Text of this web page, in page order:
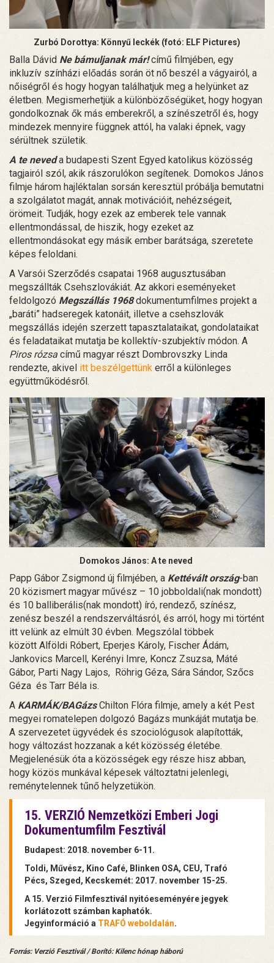
Zurbó Dorottya: Könnyű leckék (fotó: ELF Pictures)
Balla Dávid Ne bámuljanak már! című filmjében, egy
inkluzív színházi előadás során öt nő beszél a vágyairól, a
nőiségről és hogy hogyan találhatjuk meg a helyünket az
életben. Megismerhetjük a különbözőségüket, hogy hogyan
gondolkoznak ők más emberekről, a színészetről és, hogy
mindezek mennyire függnek attól, ha valaki épnek, vagy
sérültnek születik.
A te neved a budapesti Szent Egyed katolikus közösség
tagjairól szól, akik rászorulókon segítenek. Domokos János
filmje három hajléktalan sorsán keresztül próbálja bemutatni
a szolgálatot magát, annak motivációit, nehézségeit,
örömeit. Tudják, hogy ezek az emberek tele vannak
ellentmondással, de hiszik, hogy ezeket az
ellentmondásokat egy másik ember barátsága, szeretete
képes feloldani.
A Varsói Szerződés csapatai 1968 augusztusában
megszállták Csehszlovákiát. Az akkori eseményeket
feldolgozó Megszállás 1968 dokumentumfilmes projekt a
„baráti” hadseregek katonáit, illetve a csehszlovák
megszállás idején szerzett tapasztalataikat, gondolataikat
és feladataikat mutatja be kollektív-szubjektív módon. A
Piros rózsa című magyar részt Dombrovszky Linda
rendezte, akivel itt beszélgettünk erről a különleges
együttműködésről.
Domokos János: A te neved
Papp Gábor Zsigmond új filmjében, a Kettévált ország-ban
20 közismert magyar művész – 10 jobboldali(nak mondott)
és 10 balliberális(nak mondott) író, rendező, színész,
zenész beszél a rendszerváltásról, és arról, hogy mi történt
itt velünk az elmúlt 30 évben. Megszólal többek
között Alföldi Róbert, Eperjes Károly, Fischer Ádám,
Jankovics Marcell, Kerényi Imre, Koncz Zsuzsa, Máté
Gábor, Parti Nagy Lajos, Röhrig Géza, Sára Sándor, Szőcs
Géza és Tarr Béla is.
A KARMÁK/BAGázs Chilton Flóra filmje, amely a két Pest
megyei romatelepen dolgozó Bagázs munkáját mutatja be.
A szervezetet ügyvédek és szociológusok alapították,
hogy változást hozzanak a két közösség életébe.
Megjelenésük óta a közösségek egy része hisz abban,
hogy közös munkával képesek változtatni jelenlegi,
reménytelennek tűnő helyzetükön.
15. VERZIÓ Nemzetközi Emberi Jogi
Dokumentumfilm Fesztivál
Budapest: 2018. november 6-11.
Toldi, Művész, Kino Café, Blinken OSA, CEU, Trafó
Pécs, Szeged, Kecskemét: 2017. november 15-25.
A 15. Verzió Filmfesztivál nyitóeseményére jegyek
korlátozott számban kaphatók.
Jegyinformáció a TRAFÓ weboldalán.
Forrás: Verzió Fesztivál / Borító: Kilenc hónap háború